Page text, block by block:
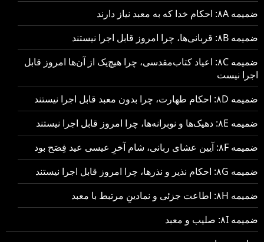
ضمیمه ۸A: احکام خدا که به معبد نیاز دارند
ضمیمه ۸B: قربانی‌ها، چرا امروز قابل اجرا نیستند
ضمیمه ۸C: اعیاد کتاب‌مقدسی، چرا هیچ‌یک از آن‌ها امروز قابل
اجرا نیست
ضمیمه ۸D: احکام طهارت، چرا بدون معبد قابل اجرا نیستند
ضمیمه ۸E: دهیک‌ها و نوبرانه‌ها، چرا امروز قابل اجرا نیستند
ضمیمه ۸F: آیین عشای ربانی، شام آخرِ عیسی عید فِصَح بود
ضمیمه ۸G: احکام نذیر و نذرها، چرا امروز قابل اجرا نیستند
ضمیمه ۸H: اطاعت جزئی و نمادینِ مرتبط با معبد
ضمیمه ۸I: صلیب و معبد